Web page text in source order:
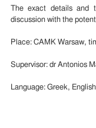
The exact details
discussion with the
Place: CAMK Warsaw,
Supervisor: dr Antonios
Language: Greek, English